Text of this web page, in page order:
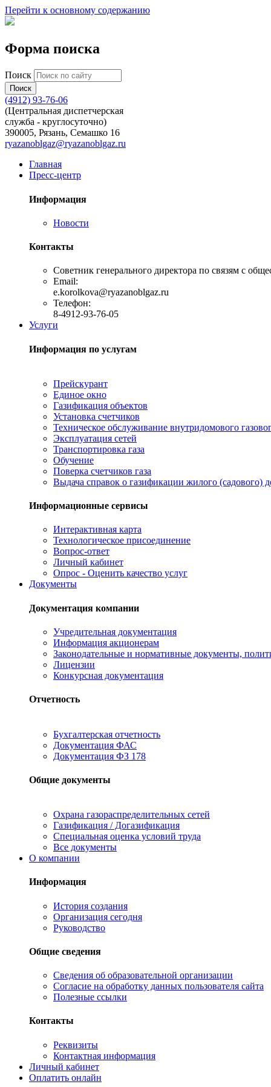
Перейти к основному содержанию
Форма поиска
Поиск
(4912) 93-76-06
(Центральная диспетчерская
служба - круглосуточно)
390005, Рязань, Семашко 16
ryazanoblgaz@ryazanoblgaz.ru
Главная
Пресс-центр
Информация
Новости
Контакты
Советник генерального директора по связям с
Email:
e.korolkova@ryazanoblgaz.ru
Телефон:
8-4912-93-76-05
Услуги
Информация по услугам
Прейскурант
Единое окно
Газификация объектов
Установка счетчиков
Техническое обслуживание внутридомового
Эксплуатация сетей
Транспортировка газа
Обучение
Поверка счетчиков газа
Выдача справок о газификации жилого (садового)
Информационные сервисы
Интерактивная карта
Технологическое присоединение
Вопрос-ответ
Личный кабинет
Опрос - Оценить качество услуг
Документы
Документация компании
Учредительная документация
Информация акционерам
Законодательные и нормативные документы,
Лицензии
Конкурсная документация
Отчетность
Бухгалтерская отчетность
Документация ФАС
Документация ФЗ 178
Общие документы
Охрана газораспределительных сетей
Газификация / Догазификация
Специальная оценка условий труда
Все документы
О компании
Информация
История создания
Организация сегодня
Руководство
Общие сведения
Сведения об образовательной организации
Согласие на обработку данных пользователя сайта
Полезные ссылки
Контакты
Реквизиты
Контактная информация
Личный кабинет
Оплатить онлайн